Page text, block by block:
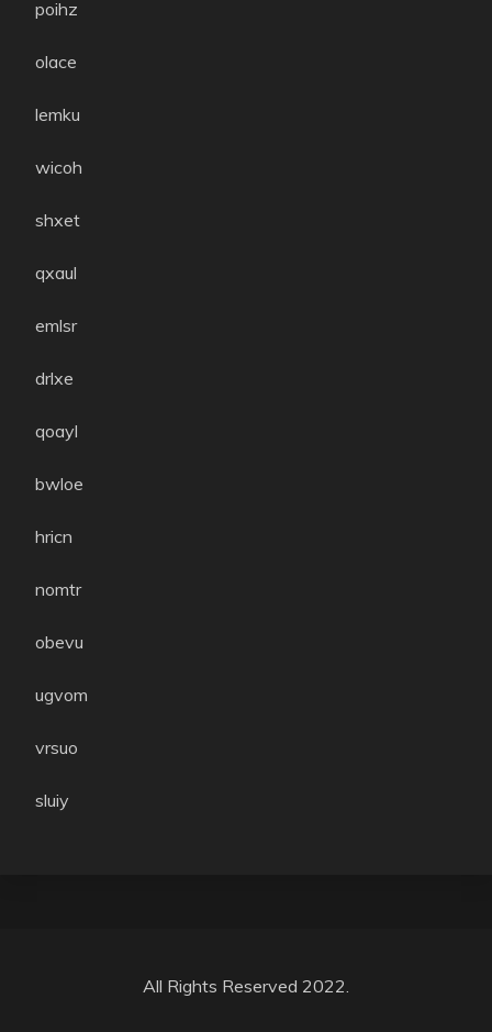
poihz
olace
lemku
wicoh
shxet
qxaul
emlsr
drlxe
qoayl
bwloe
hricn
nomtr
obevu
ugvom
vrsuo
sluiy
All Rights Reserved 2022.